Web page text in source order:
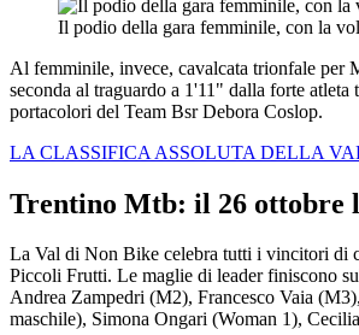
Il podio della gara femminile, con la
Al femminile, invece, cavalcata trionfale per
seconda al traguardo a 1'11" dalla forte
portacolori del Team Bsr Debora Coslop.
LA CLASSIFICA ASSOLUTA DELLA
Trentino Mtb: il 26 ottobre
La Val di Non Bike celebra tutti i vincitori di
Piccoli Frutti. Le maglie di leader finiscono
Andrea Zampedri (M2), Francesco Vaia
maschile), Simona Ongari (Woman 1),